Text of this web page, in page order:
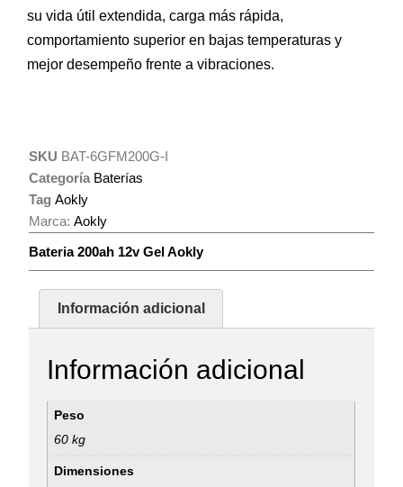
su vida útil extendida, carga más rápida,
comportamiento superior en bajas temperaturas y
mejor desempeño frente a vibraciones.
SKU BAT-6GFM200G-I
Categoría Baterías
Tag Aokly
Marca:Aokly
Bateria 200ah 12v Gel Aokly
Información adicional
Información adicional
Peso
60 kg
Dimensiones